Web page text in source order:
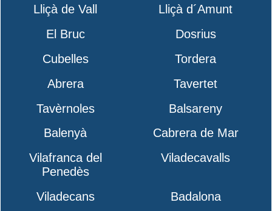
Lliçà de Vall
Lliçà d´Amunt
El Bruc
Dosrius
Cubelles
Tordera
Abrera
Tavertet
Tavèrnoles
Balsareny
Balenyà
Cabrera de Mar
Vilafranca del
Penedès
Viladecavalls
Viladecans Badalona